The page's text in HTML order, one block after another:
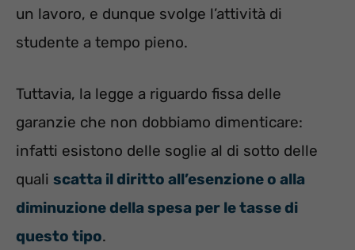
un lavoro, e dunque svolge l’attività di
studente a tempo pieno.
Tuttavia, la legge a riguardo fissa delle
garanzie che non dobbiamo dimenticare:
infatti esistono delle soglie al di sotto delle
quali scatta il diritto all’esenzione o alla
diminuzione della spesa per le tasse di
questo tipo.